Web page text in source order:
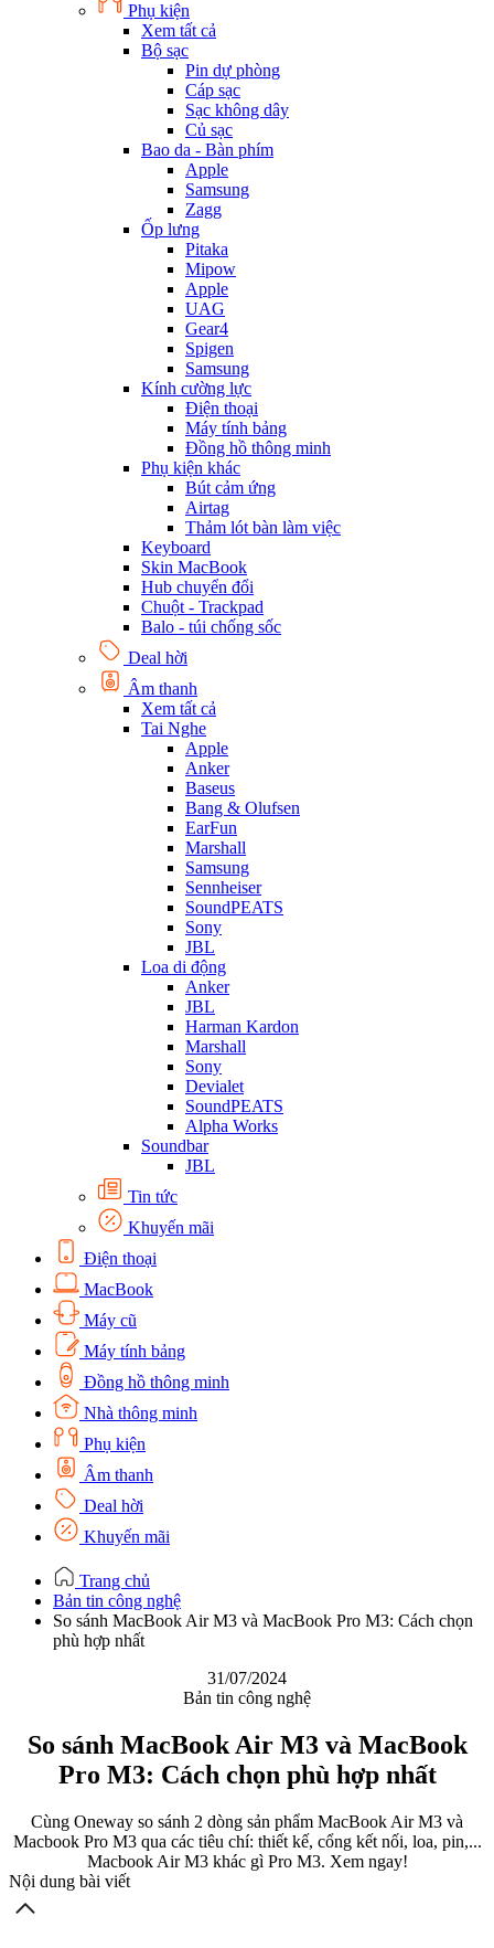
Phụ kiện
Xem tất cả
Bộ sạc
Pin dự phòng
Cáp sạc
Sạc không dây
Củ sạc
Bao da - Bàn phím
Apple
Samsung
Zagg
Ốp lưng
Pitaka
Mipow
Apple
UAG
Gear4
Spigen
Samsung
Kính cường lực
Điện thoại
Máy tính bảng
Đồng hồ thông minh
Phụ kiện khác
Bút cảm ứng
Airtag
Thảm lót bàn làm việc
Keyboard
Skin MacBook
Hub chuyển đổi
Chuột - Trackpad
Balo - túi chống sốc
Deal hời
Âm thanh
Xem tất cả
Tai Nghe
Apple
Anker
Baseus
Bang & Olufsen
EarFun
Marshall
Samsung
Sennheiser
SoundPEATS
Sony
JBL
Loa di động
Anker
JBL
Harman Kardon
Marshall
Sony
Devialet
SoundPEATS
Alpha Works
Soundbar
JBL
Tin tức
Khuyến mãi
Điện thoại
MacBook
Máy cũ
Máy tính bảng
Đồng hồ thông minh
Nhà thông minh
Phụ kiện
Âm thanh
Deal hời
Khuyến mãi
Trang chủ
Bản tin công nghệ
So sánh MacBook Air M3 và MacBook Pro M3: Cách chọn
phù hợp nhất
31/07/2024
Bản tin công nghệ
So sánh MacBook Air M3 và MacBook
Pro M3: Cách chọn phù hợp nhất
Cùng Oneway so sánh 2 dòng sản phẩm MacBook Air M3 và
Macbook Pro M3 qua các tiêu chí: thiết kế, cổng kết nối, loa, pin,...
Macbook Air M3 khác gì Pro M3. Xem ngay!
Nội dung bài viết